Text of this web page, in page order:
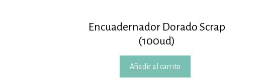
Encuadernador Dorado Scrap
(100ud)
Añadir al carrito